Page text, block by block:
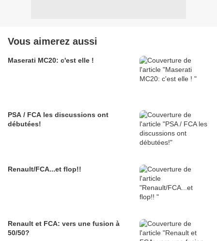
Vous aimerez aussi
Maserati MC20: c'est elle !
PSA / FCA les discussions ont
débutées!
Renault/FCA...et flop!!
Renault et FCA: vers une fusion à
50/50?